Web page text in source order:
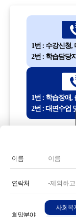
1번 : 수강신청,
2번 : 학습담당
1번 : 학습장애,
2번 : 대면수업
전화번호 또는
이름
연락처
희망분야
사회복